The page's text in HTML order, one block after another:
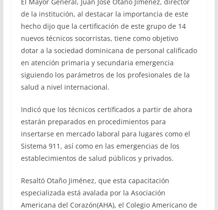
de la institución, al destacar la importancia de este
hecho dijo que la certificación de este grupo de 14
nuevos técnicos socorristas, tiene como objetivo
dotar a la sociedad dominicana de personal calificado
en atención primaria y secundaria emergencia
siguiendo los parámetros de los profesionales de la
salud a nivel internacional.
Indicó que los técnicos certificados a partir de ahora
estarán preparados en procedimientos para
insertarse en mercado laboral para lugares como el
Sistema 911, así como en las emergencias de los
establecimientos de salud públicos y privados.
Resaltó Otaño Jiménez, que esta capacitación
especializada está avalada por la Asociación
Americana del Corazón(AHA), el Colegio Americano de